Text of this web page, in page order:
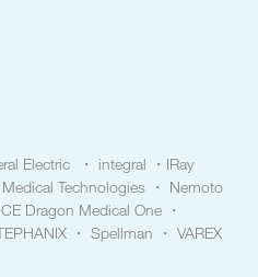
Electric ・ integral ・IRay
Technologies ・ Nemoto
Dragon Medical One ・
・ Spellman ・ VAREX